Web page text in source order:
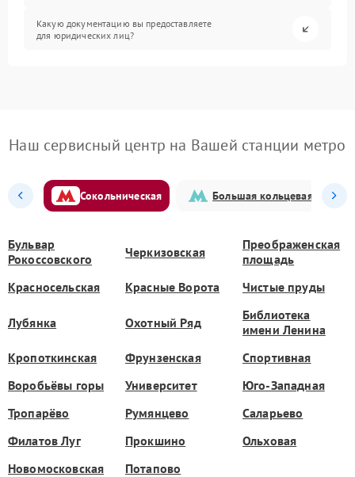
Какую документацию вы предоставляете
для юридических лиц?
Наш сервисный центр на Вашей станции метро
Сокольническая Большая кольцевая
Бульвар
Рокоссовского
Черкизовская
Преображенская
площадь
Красносельская
Красные Ворота Чистые пруды
Лубянка Охотный Ряд
Библиотека
имени Ленина
Кропоткинская
Фрунзенская
Спортивная
Воробьёвы горы
Университет
Юго-Западная
Тропарёво
Румянцево
Саларьево
Филатов Луг
Прокшино
Ольховая
Новомосковская
Потапово